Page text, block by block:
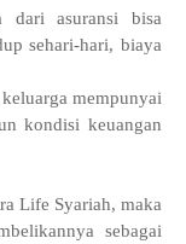
dari asuransi bisa
sehari-hari, biaya
mempunyai
kondisi keuangan
Life Syariah, maka
sebagai